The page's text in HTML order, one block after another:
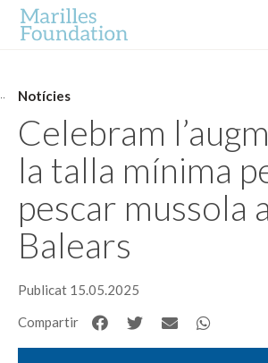
Notícies
Celebram
la talla mínima
pescar mussola
Balears
Publicat 15.05.2025
Compartir